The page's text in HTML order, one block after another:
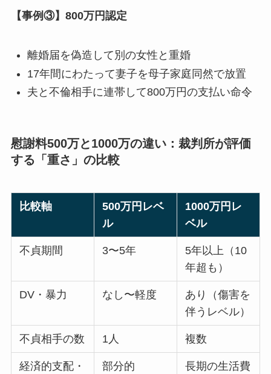
【事例③】800万円認定
離婚届を偽造して別の女性と重婚
17年間にわたって妻子を母子家庭同然で放置
夫と不倫相手に連帯して800万円の支払い命令
慰謝料500万と1000万の違い：裁判所が評価
する「重さ」の比較
比較軸
500万円レベ
ル
1000万円レ
ベル
不貞期間 3〜5年
5年以上（10
年超も）
DV・暴力 なし〜軽度
あり（傷害を
伴うレベル）
不貞相手の数 1人 複数
経済的支配・
部分的
長期の生活費